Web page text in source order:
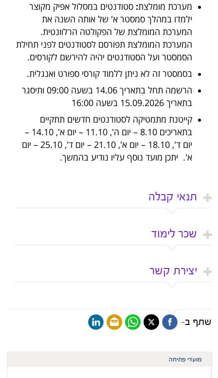
מערכת מומלצת:סטודנטים במסלול אפיק מקוצר
ילמדו במהלך סמסטר א' של אותה השנה את
המערכת המומלצת של הפקולטה הרלוונטית.
המערכת המומלצת תפורסם לסטודנטים לפני תחילת
הסמסטר ועל הסטודנטים יהיה להירשם לקורסים.
בסמסטר זה לא ניתן ללמוד קורסי ספורט ואנגלית.
הרשמה תחל בתאריך 14.06 בשעה 09:00 ותיסגר
בתאריך 15.09.2026 בשעה 16:00
קייטנת מתמטיקה לסטודנטים חדשים תתקיים
בתאריכים 8.10 – יום ה', 11.10 – יום א', 14.10 –
יום ד', 18.10 – יום א', 21.10 – יום ד', 25.10 – יום
א'. יתכן מועד נוסף עליו נודיע בהמשך.
תנאי קבלה
שכר לימוד
יצירת קשר
שתף ב-
מועדי פתיחה